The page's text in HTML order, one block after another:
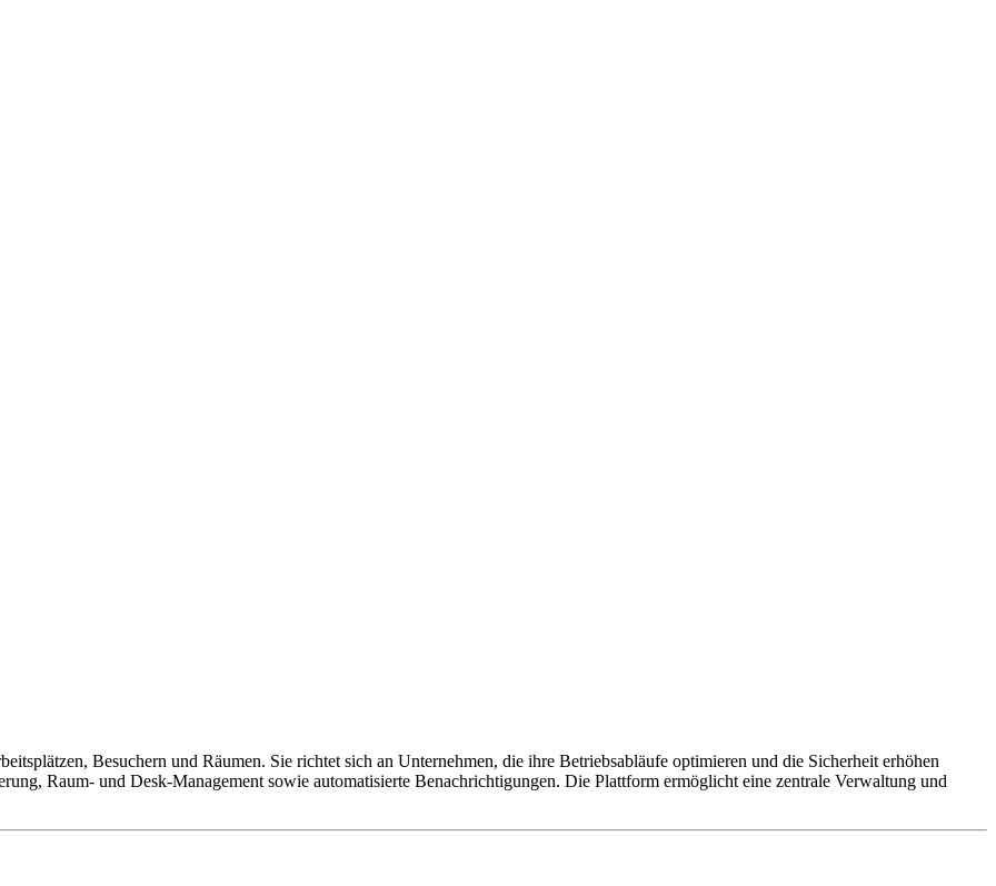
Besuchern und Räumen. Sie richtet sich an Unternehmen, die ihre Betriebsabläufe optimieren und die Sicherheit erhöhen
Raum- und Desk-Management sowie automatisierte Benachrichtigungen. Die Plattform ermöglicht eine zentrale Verwaltung und